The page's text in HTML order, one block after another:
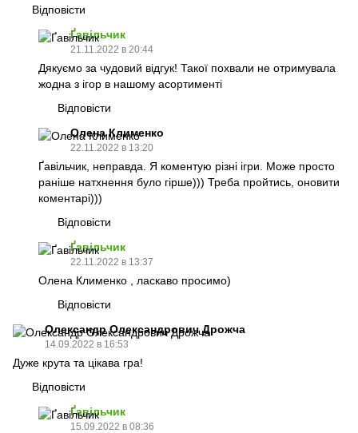
Відповісти
Ґавільчик
21.11.2022 в 20:44
Дякуємо за чудовий відгук! Такої похвали не отримувала
жодна з ігор в нашому асортименті
Відповісти
Олена Клименко
22.11.2022 в 13:20
Ґавільчик, неправда. Я коментую різні ігри. Може просто
раніше натхнення було гірше))) Треба пройтись, оновити
коментарі)))
Відповісти
Ґавільчик
22.11.2022 в 13:37
Олена Клименко , ласкаво просимо)
Відповісти
Олександр Олександрович Дрожча
14.09.2022 в 16:53
Дуже крута та цікава гра!
Відповісти
Ґавільчик
15.09.2022 в 08:36